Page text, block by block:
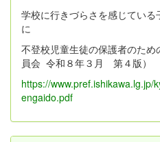
学校に行きづらさを感じている
に
不登校児童生徒の保護者のた
員会 令和８年３月 第４版）
https://www.pref.ishikawa.lg.jp/
engaido.pdf